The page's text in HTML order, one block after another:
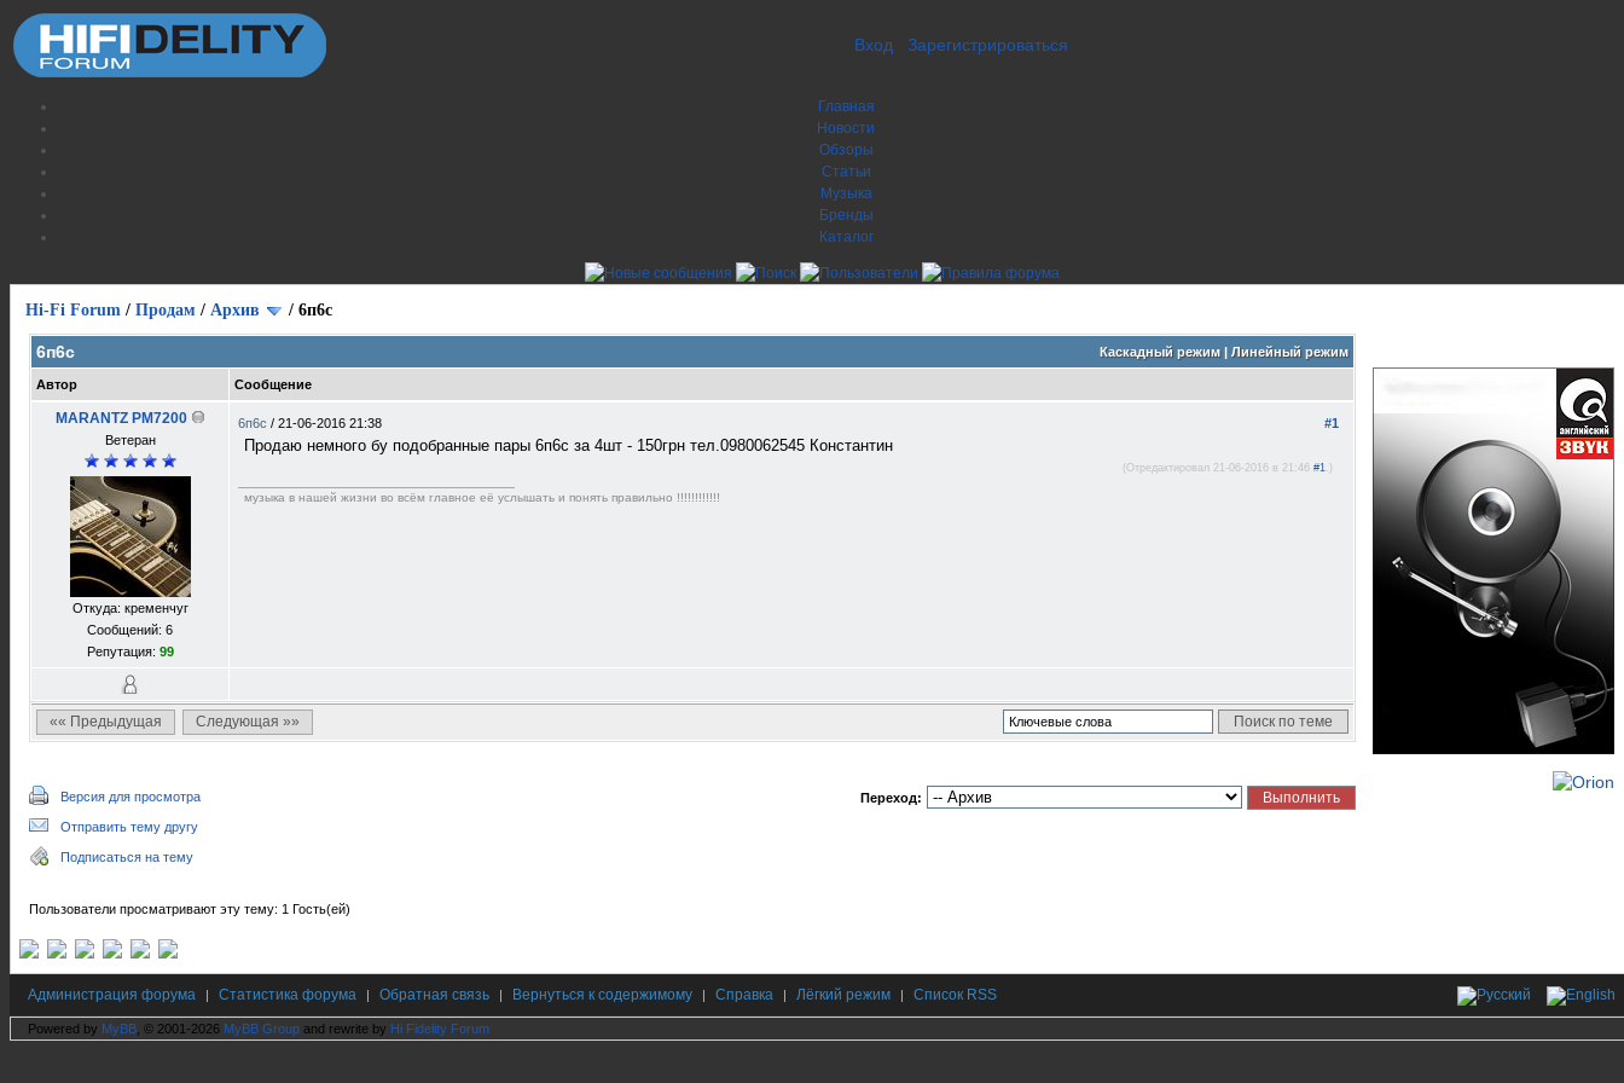
Вход Зарегистрироваться
Главная
Новости
Обзоры
Статьи
Музыка
Бренды
Каталог
Hi-Fi Forum / Продам / Архив / 6п6с
Каскадный режим| Линейный режим
6п6с
Автор Сообщение
MARANTZ PM7200
Ветеран
Откуда: кременчуг
Сообщений: 6
Репутация: 99
#1
6п6с / 21-06-2016 21:38
Продаю немного бу подобранные пары 6п6с за 4шт - 150грн тел.0980062545 Константин
(Отредактировал 21-06-2016 в 21:46 #1.)
музыка в нашей жизни во всём главное её услышать и понять правильно !!!!!!!!!!!!
«« Предыдущая Следующая »»
Версия для просмотра
Отправить тему другу
Подписаться на тему
Переход:
Пользователи просматривают эту тему: 1 Гость(ей)
Администрация форума | Статистика форума | Обратная связь | Вернуться к содержимому | Справка | Лёгкий режим | Список RSS
Powered by MyBB , © 2001-2026 MyBB Group and rewrite by Hi Fidelity Forum